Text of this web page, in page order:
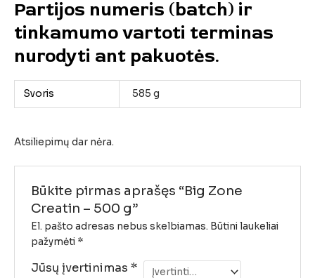
Partijos numeris (batch) ir
tinkamumovartoti terminas
nurodyti ant pakuotės.
Svoris 585 g
Atsiliepimų dar nėra.
Būkite pirmas aprašęs “Big Zone
Creatin – 500 g”
El. pašto adresas nebus skelbiamas. Būtini laukeliai
pažymėti *
Jūsų įvertinimas *